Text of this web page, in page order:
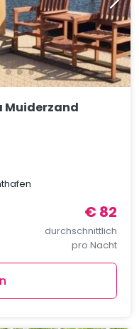
Muiderzand
€ 82
durchschnittlich
pro Nacht